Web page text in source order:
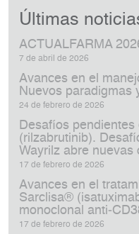
Últimas
ACTUALFARMA
7 de abril de 2026
Avances en el
Nuevos paradigmas
24 de febrero de 2026
Desafíos
(rilzabrutinib).
Wayrilz abre nuevas
17 de febrero de 2026
Avances en el
Sarclisa®
monoclonal
17 de febrero de 2026